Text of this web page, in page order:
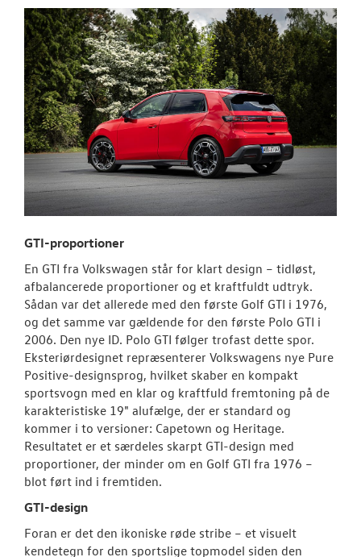
GTI-proportioner
En GTI fra Volkswagen står for klart design – tidløst,
afbalancerede proportioner og et kraftfuldt udtryk.
Sådan var det allerede med den første Golf GTI i 1976,
og det samme var gældende for den første Polo GTI i
2006. Den nye ID. Polo GTI følger trofast dette spor.
Eksteriørdesignet repræsenterer Volkswagens nye Pure
Positive-designsprog, hvilket skaber en kompakt
sportsvogn med en klar og kraftfuld fremtoning på de
karakteristiske 19" alufælge, der er standard og
kommer i to versioner: Capetown og Heritage.
Resultatet er et særdeles skarpt GTI-design med
proportioner, der minder om en Golf GTI fra 1976 –
blot ført ind i fremtiden.
GTI-design
Foran er det den ikoniske røde stribe – et visuelt
kendetegn for den sportslige topmodel siden den